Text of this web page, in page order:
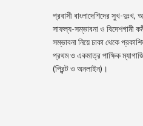
প্রবাসী বাংলাদেশিদের সুখ-দুঃখ,
সাফল্য-সম্ভাবনা ও বিদেশগামী
সম্ভাবনা নিয়ে ঢাকা থেকে
প্রথম ও একমাত্র পাক্ষিক
(প্রিন্ট ও অনলাইন)।